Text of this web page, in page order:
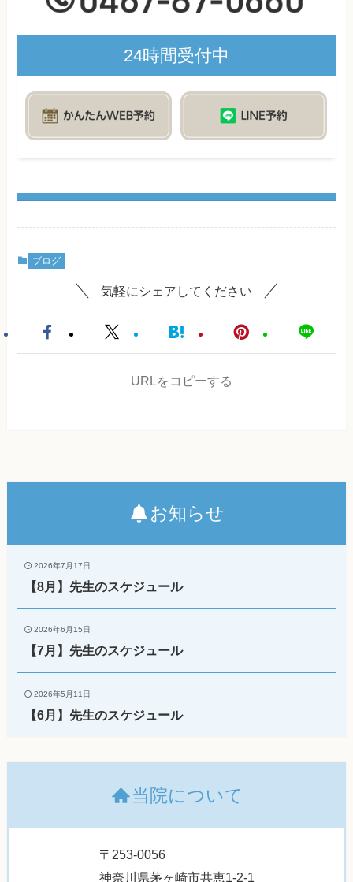
24時間受付中
ブログ
気軽にシェアしてください
URLをコピーする
お知らせ
2026年7月17日
【8月】先生のスケジュール
2026年6月15日
【7月】先生のスケジュール
2026年5月11日
【6月】先生のスケジュール
当院について
〒253-0056
神奈川県茅ヶ崎市共恵1-2-1